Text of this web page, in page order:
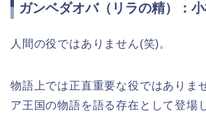
ガンベダオバ（リラの精）：
人間の役ではありません(笑)。
物語上では正直重要な役ではありま
ア王国の物語を語る存在として登場